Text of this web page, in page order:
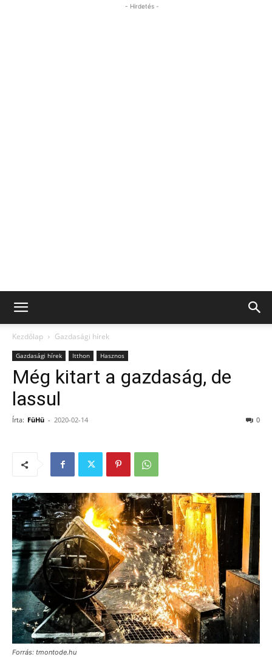
- Hirdetés -
Kezdőlap Gazdasági hírek
Gazdasági hírek Itthon Hasznos
Még kitart a gazdaság, de
lassul
Írta: FüHü - 2020-02-14 0
Forrás: tmontode.hu